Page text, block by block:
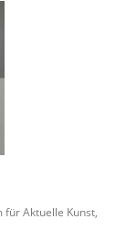
für Aktuelle Kunst,